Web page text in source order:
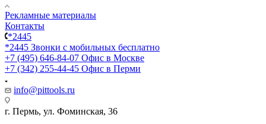
Рекламные материалы
Контакты
*2445
*2445 Звонки с мобильных бесплатно
+7 (495) 646-84-07 Офис в Москве
+7 (342) 255-44-45 Офис в Перми
info@pittools.ru
г. Пермь, ул. Фоминская, 36